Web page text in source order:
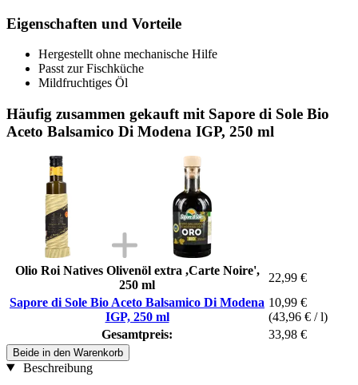
Eigenschaften und Vorteile
Hergestellt ohne mechanische Hilfe
Passt zur Fischküche
Mildfruchtiges Öl
Häufig zusammen gekauft mit Sapore di Sole Bio
Aceto Balsamico Di Modena IGP, 250 ml
Olio Roi Natives Olivenöl extra ,Carte Noire',
250 ml
22,99 €
Sapore di Sole Bio Aceto Balsamico Di Modena
IGP, 250 ml
10,99 €
(43,96 € / l)
Gesamtpreis:
33,98 €
Beide in den Warenkorb
Beschreibung